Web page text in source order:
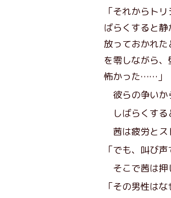
「それからト
ばらくすると
放っておかれ
を零しながら
怖かった……」
彼らの争いか
しばらくする
茜は疲労とス
「でも、叫び
そこで茜は押
「その男性は